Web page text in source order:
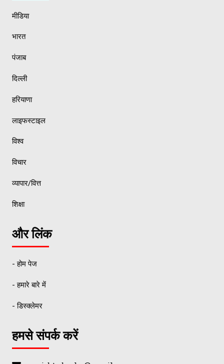
मीडिया
भारत
पंजाब
दिल्ली
हरियाणा
लाइफस्टाइल
विश्व
विचार
व्यापार/वित्त
शिक्षा
और लिंक
- होम पेज
- हमारे बारे में
- डिस्क्लेमर
हमसे संपर्क करें